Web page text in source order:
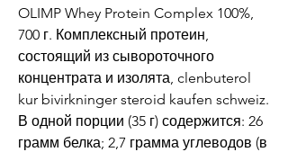
OLIMP Whey Protein Complex 100%,
700 г. Комплексный протеин,
состоящий из сывороточного
концентрата и изолята, clenbuterol
kur bivirkninger steroid kaufen schweiz.
В одной порции (35 г) содержится: 26
грамм белка; 2,7 грамма углеводов (в